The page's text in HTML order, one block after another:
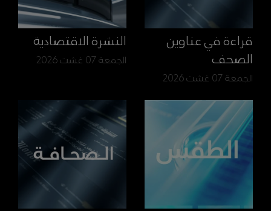
قراءة في عناوين
الصحف
الجمعة 07 غشت 2026
النشرة الاقتصادية
الجمعة 07 غشت 2026